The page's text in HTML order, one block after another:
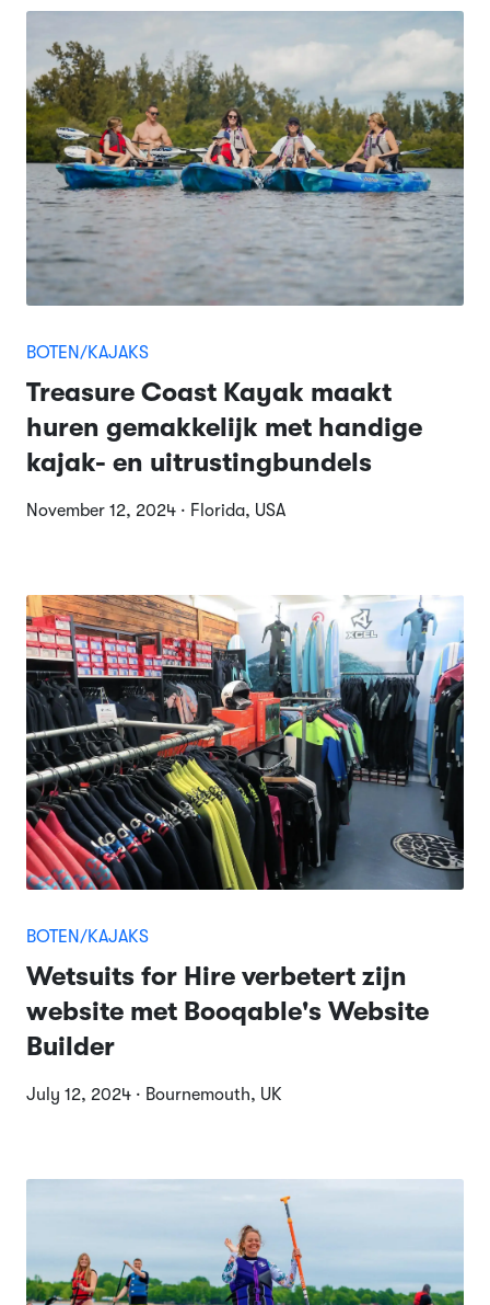
BOTEN/KAJAKS
Treasure Coast Kayak maakt
huren gemakkelijk met handige
kajak- en uitrustingbundels
November 12, 2024 · Florida, USA
BOTEN/KAJAKS
Wetsuits for Hire verbetert zijn
website met Booqable's Website
Builder
July 12, 2024 · Bournemouth, UK